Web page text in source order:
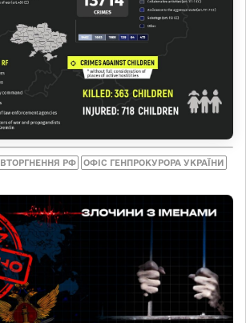
ВТОРГНЕННЯ РФ ОФІС ГЕНПРОКУРОРА УКРАЇНИ